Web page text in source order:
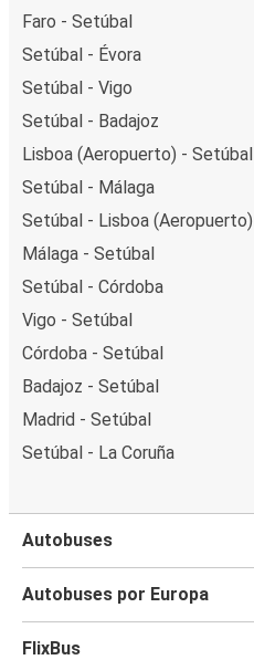
Faro - Setúbal
Setúbal - Évora
Setúbal - Vigo
Setúbal - Badajoz
Lisboa (Aeropuerto) - Setúbal
Setúbal - Málaga
Setúbal - Lisboa (Aeropuerto)
Málaga - Setúbal
Setúbal - Córdoba
Vigo - Setúbal
Córdoba - Setúbal
Badajoz - Setúbal
Madrid - Setúbal
Setúbal - La Coruña
Autobuses
Autobuses por Europa
FlixBus